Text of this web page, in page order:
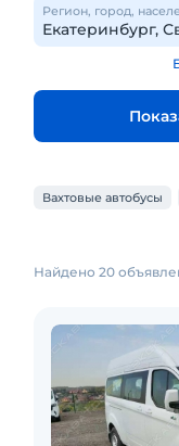
Регион, город,
Вахтовые автобусы
Найдено 20